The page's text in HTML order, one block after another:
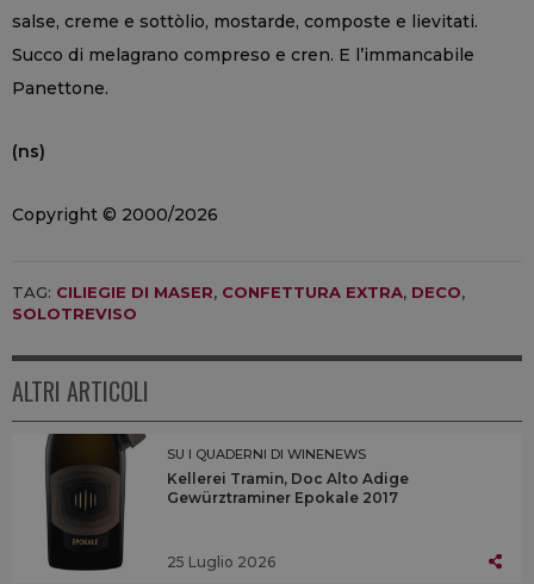
salse, creme e sottòlio, mostarde, composte e lievitati.
Succo di melagrano compreso e cren. E l’immancabile
Panettone.
(ns)
Copyright © 2000/2026
TAG: CILIEGIE DI MASER, CONFETTURA EXTRA, DECO,
SOLOTREVISO
ALTRI ARTICOLI
SU I QUADERNI DI WINENEWS
Kellerei Tramin, Doc Alto Adige
Gewürztraminer Epokale 2017
25 Luglio 2026